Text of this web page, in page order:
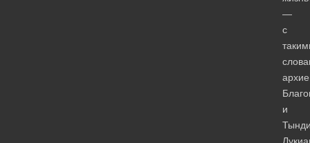
—
с
и